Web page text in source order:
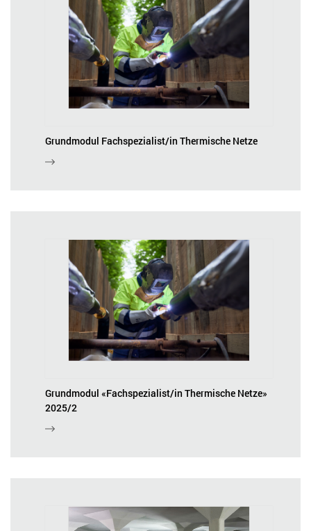
Grundmodul Fachspezialist/in Thermische Netze
Grundmodul «Fachspezialist/in Thermische Netze»
2025/2